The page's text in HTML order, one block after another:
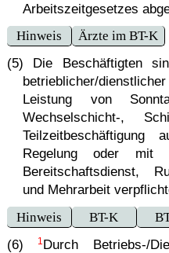
Arbeitszeitgesetzes
Hinweis
Ärzte im BT-K
(5) Die Beschäftigten
betrieblicher/
Leistung von
Wechselschicht-,
Teilzeitbeschäftigung
Regelung oder
Bereitschaftsdienst,
und Mehrarbeit
Hinweis
BT-K
(6)
1 Durch Betriebs-/